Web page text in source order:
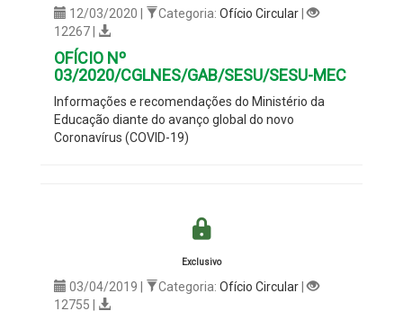
12/03/2020 | Categoria: Ofício Circular |
12267 |
OFÍCIO Nº
03/2020/CGLNES/GAB/SESU/SESU-MEC
Informações e recomendações do Ministério da
Educação diante do avanço global do novo
Coronavírus (COVID-19)
Exclusivo
03/04/2019 | Categoria: Ofício Circular |
12755 |